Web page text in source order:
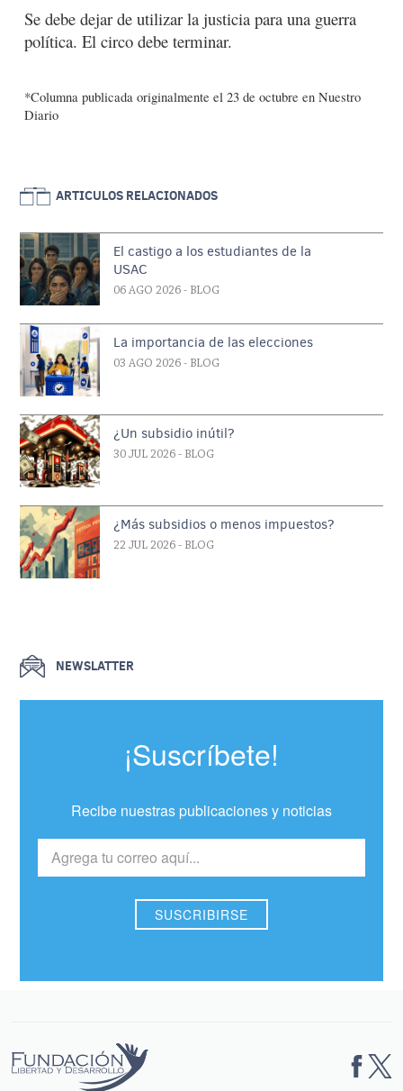
Se debe dejar de utilizar la justicia para una guerra
política. El circo debe terminar.
*Columna publicada originalmente el 23 de octubre en Nuestro
Diario
ARTICULOS RELACIONADOS
El castigo a los estudiantes de la
USAC
06 AGO 2026 - BLOG
La importancia de las elecciones
03 AGO 2026 - BLOG
¿Un subsidio inútil?
30 JUL 2026 - BLOG
¿Más subsidios o menos impuestos?
22 JUL 2026 - BLOG
NEWSLATTER
¡Suscríbete!
Recibe nuestras publicaciones y noticias